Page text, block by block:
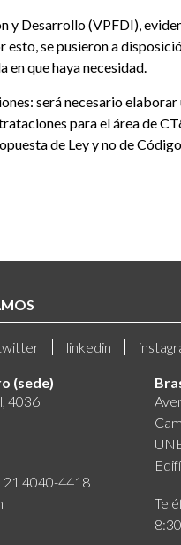
y Desarrollo (VPFDI),
se pusieron a
que haya necesidad.
será necesario
para el área de
de Ley y no de
linkedin
(sede)
4036
21 4040-4418